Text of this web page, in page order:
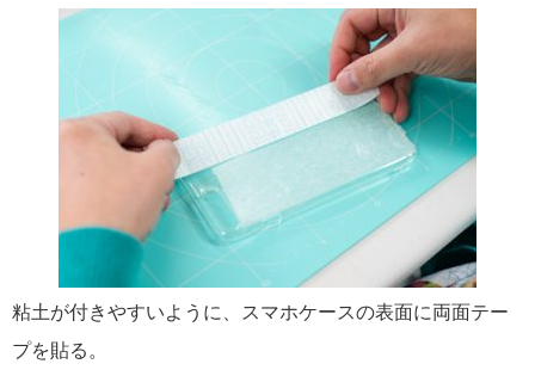
粘土が付きやすいように、スマホケースの表面に両面テー
プを貼る。